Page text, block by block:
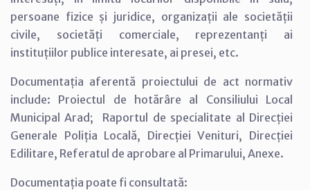
persoane fizice și juridice, organizații ale societății
civile, societăți comerciale, reprezentanți ai
instituțiilor publice interesate, ai presei, etc.
Documentația aferentă proiectului de act normativ
include: Proiectul de hotărâre al Consiliului Local
Municipal Arad; Raportul de specialitate al Direcției
Generale Poliția Locală, Direcției Venituri, Direcției
Edilitare, Referatul de aprobare al Primarului, Anexe.
Documentația poate fi consultată: